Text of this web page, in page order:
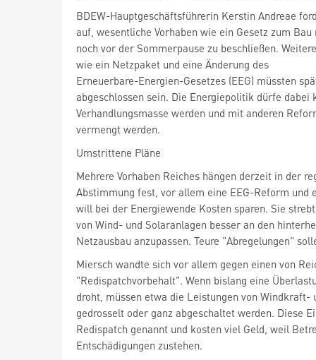
BDEW-Hauptgeschäftsführerin Kerstin Andreae
auf, wesentliche Vorhaben wie ein Gesetz zum
noch vor der Sommerpause zu beschließen.
wie ein Netzpaket und eine Änderung des
Erneuerbare-Energien-Gesetzes (EEG) müssten
abgeschlossen sein. Die Energiepolitik dürfe dabei
Verhandlungsmasse werden und mit anderen
vermengt werden.
Umstrittene Pläne
Mehrere Vorhaben Reiches hängen derzeit in der
Abstimmung fest, vor allem eine EEG-Reform und
will bei der Energiewende Kosten sparen. Sie
von Wind- und Solaranlagen besser an den
Netzausbau anzupassen. Teure "Abregelungen"
Miersch wandte sich vor allem gegen einen von
"Redispatchvorbehalt". Wenn bislang eine
droht, müssen etwa die Leistungen von Windkraft-
gedrosselt oder ganz abgeschaltet werden. Diese
Redispatch genannt und kosten viel Geld, weil
Entschädigungen zustehen.